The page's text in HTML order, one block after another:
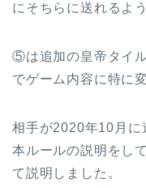
にそちらに送れるよ
⑤は追加の皇帝タイ
でゲーム内容に特に
相手が2020年10月に
本ルールの説明をし
て説明しました。